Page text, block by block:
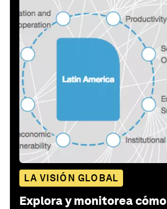
LA VISIÓN GLOBAL
Explora y monitorea cómo